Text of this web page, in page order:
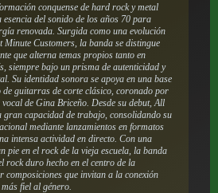
conquense de hard rock y metal
del sonido de los años 70 para
renovada. Surgida como una evolución
Customers, la banda se distingue
que alterna temas propios tanto en
siempre bajo un prisma de autenticidad y
Su identidad sonora se apoya en una base
guitarras de corte clásico, coronado por
de Gina Briceño. Desde su debut, All
gran capacidad de trabajo, consolidando su
mediante lanzamientos en formatos
intensa actividad en directo. Con una
pie en el rock de la vieja escuela, la banda
rock duro hecho en el centro de la
composiciones que invitan a la conexión
fiel al género.